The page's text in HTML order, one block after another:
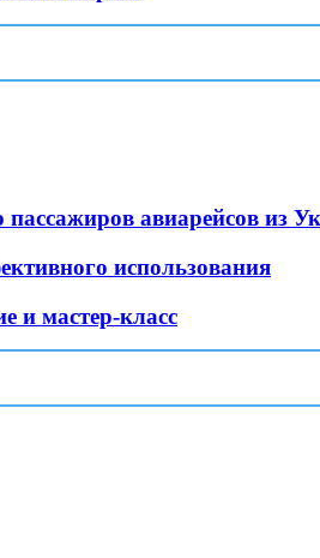
авиарейсов из
использования
и мастер-класс